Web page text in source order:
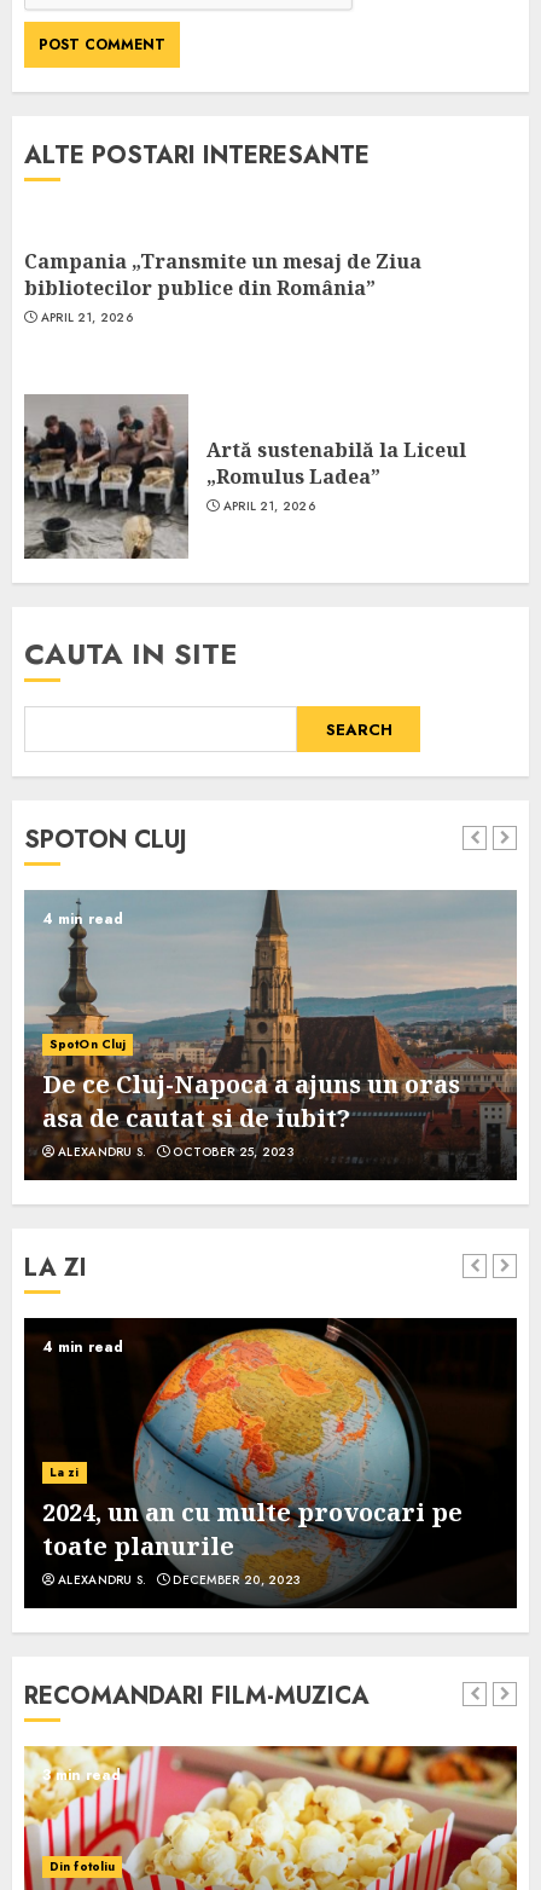
ALTE POSTARI INTERESANTE
Campania „Transmite un mesaj de Ziua
bibliotecilor publice din România”
APRIL 21, 2026
Artă sustenabilă la Liceul
„Romulus Ladea”
APRIL 21, 2026
CAUTA IN SITE
SEARCH
SPOTON CLUJ
4 min read
SpotOn Cluj
De ce Cluj-Napoca a ajuns un oras
asa de cautat si de iubit?
ALEXANDRU S. OCTOBER 25, 2023
LA ZI
4 min read
La zi
2024, un an cu multe provocari pe
toate planurile
ALEXANDRU S. DECEMBER 20, 2023
RECOMANDARI FILM-MUZICA
3 min read
Din fotoliu